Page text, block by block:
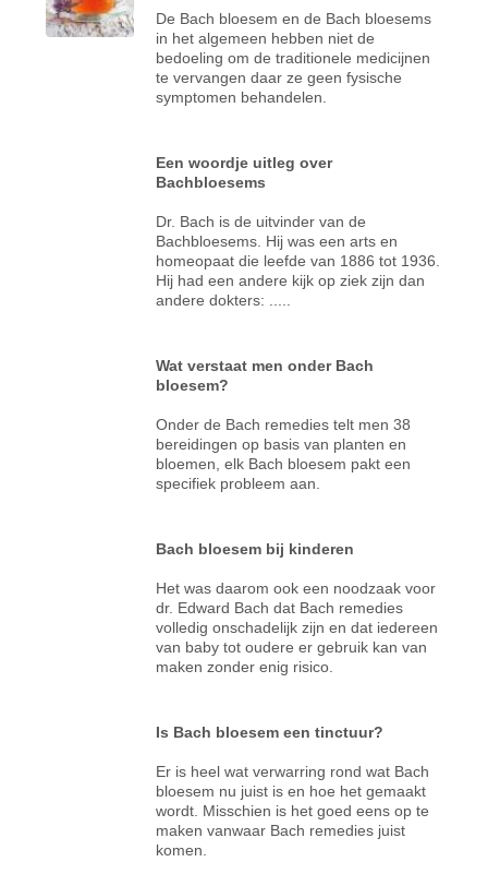
De Bach bloesem en de Bach bloesems
in het algemeen hebben niet de
bedoeling om de traditionele medicijnen
te vervangen daar ze geen fysische
symptomen behandelen.
Een woordje uitleg over
Bachbloesems
Dr. Bach is de uitvinder van de
Bachbloesems. Hij was een arts en
homeopaat die leefde van 1886 tot 1936.
Hij had een andere kijk op ziek zijn dan
andere dokters: .....
Wat verstaat men onder Bach
bloesem?
Onder de Bach remedies telt men 38
bereidingen op basis van planten en
bloemen, elk Bach bloesem pakt een
specifiek probleem aan.
Bach bloesem bij kinderen
Het was daarom ook een noodzaak voor
dr. Edward Bach dat Bach remedies
volledig onschadelijk zijn en dat iedereen
van baby tot oudere er gebruik kan van
maken zonder enig risico.
Is Bach bloesem een tinctuur?
Er is heel wat verwarring rond wat Bach
bloesem nu juist is en hoe het gemaakt
wordt. Misschien is het goed eens op te
maken vanwaar Bach remedies juist
komen.